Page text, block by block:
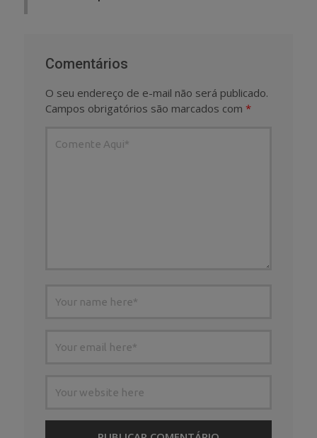
Comentários
O seu endereço de e-mail não será publicado.
Campos obrigatórios são marcados com *